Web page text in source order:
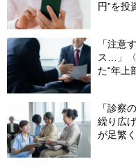
円”を投
「注意
ス…」〈
た“年上
「診察
繰り広
が足繁